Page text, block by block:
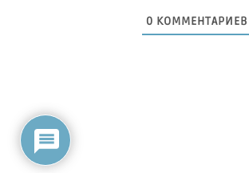
0 КОММЕНТАРИЕВ